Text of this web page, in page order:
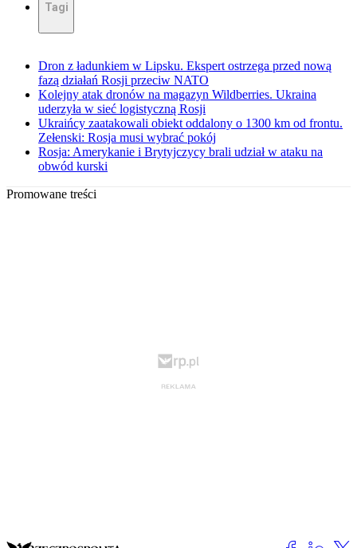
Tagi
Dron z ładunkiem w Lipsku. Ekspert ostrzega przed nową
fazą działań Rosji przeciw NATO
Kolejny atak dronów na magazyn Wildberries. Ukraina
uderzyła w sieć logistyczną Rosji
Ukraińcy zaatakowali obiekt oddalony o 1300 km od frontu.
Zełenski: Rosja musi wybrać pokój
Rosja: Amerykanie i Brytyjczycy brali udział w ataku na
obwód kurski
Promowane treści